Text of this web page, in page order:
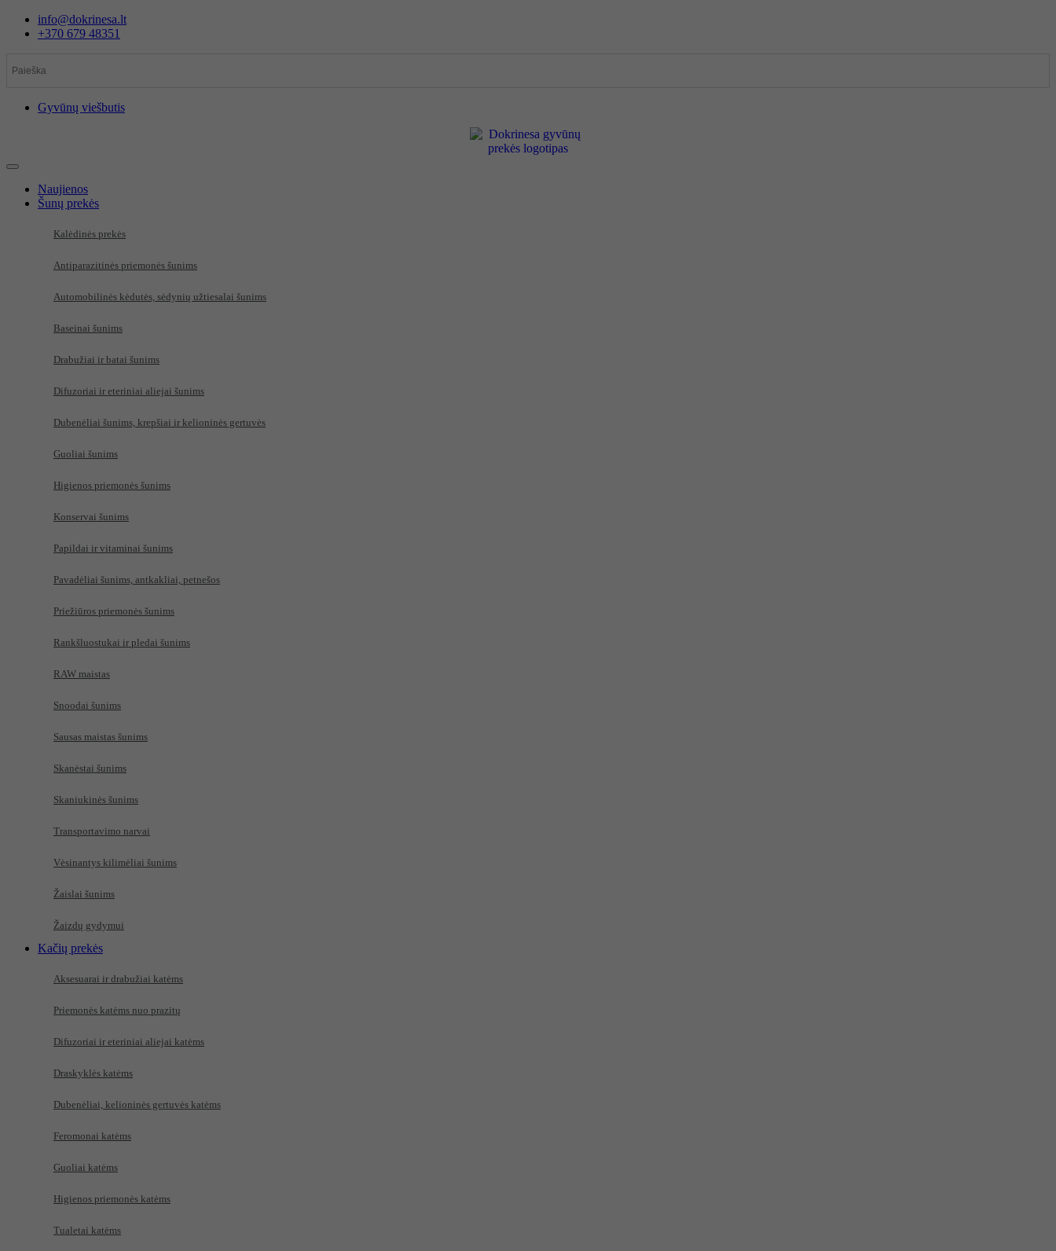
info@dokrinesa.lt
+370 679 48351
Gyvūnų viešbutis
Naujienos
Šunų prekės
Kalėdinės prekės
Antiparazitinės priemonės šunims
Automobilinės kėdutės, sėdynių užtiesalai šunims
Baseinai šunims
Drabužiai ir batai šunims
Difuzoriai ir eteriniai aliejai šunims
Dubenėliai šunims, krepšiai ir kelioninės gertuvės
Guoliai šunims
Higienos priemonės šunims
Konservai šunims
Papildai ir vitaminai šunims
Pavadėliai šunims, antkakliai, petnešos
Priežiūros priemonės šunims
Rankšluostukai ir pledai šunims
RAW maistas
Snoodai šunims
Sausas maistas šunims
Skanėstai šunims
Skaniukinės šunims
Transportavimo narvai
Vėsinantys kilimėliai šunims
Žaislai šunims
Žaizdų gydymui
Kačių prekės
Aksesuarai ir drabužiai katėms
Priemonės katėms nuo prazitų
Difuzoriai ir eteriniai aliejai katėms
Draskyklės katėms
Dubenėliai, kelioninės gertuvės katėms
Feromonai katėms
Guoliai katėms
Higienos priemonės katėms
Tualetai katėms